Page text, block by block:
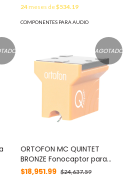
24meses de$534.19
COMPONENTES PARA AUDIO
AGOTADO
ORTOFON MC QUINTET
BRONZE Fonocaptor para
tornamesa con aguja
$18,951.99 $24,637.59